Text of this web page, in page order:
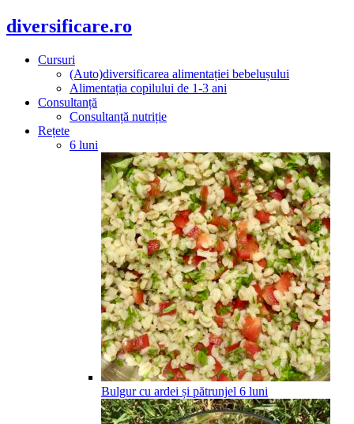
diversificare.ro
Cursuri
(Auto)diversificarea alimentației bebelușului
Alimentația copilului de 1-3 ani
Consultanță
Consultanță nutriție
Rețete
6 luni
Bulgur cu ardei și pătrunjel 6 luni